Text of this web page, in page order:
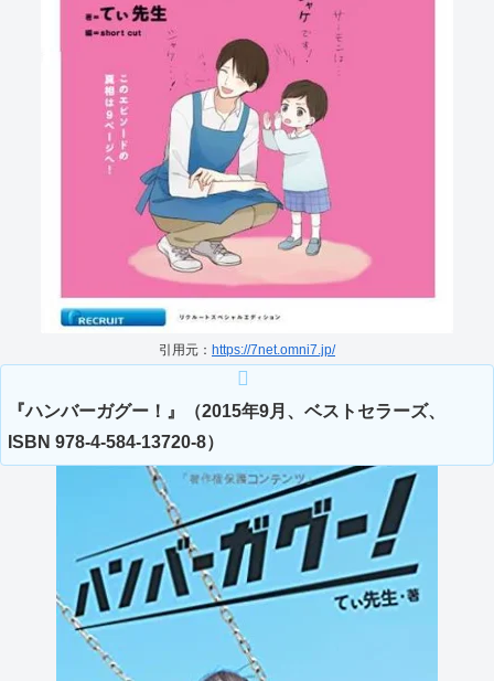
引用元： https://7net.omni7.jp/
『ハンバーガグー！』（2015年9月、ベストセラーズ、
ISBN 978-4-584-13720-8）